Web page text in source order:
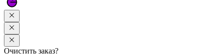
Очистить заказ?